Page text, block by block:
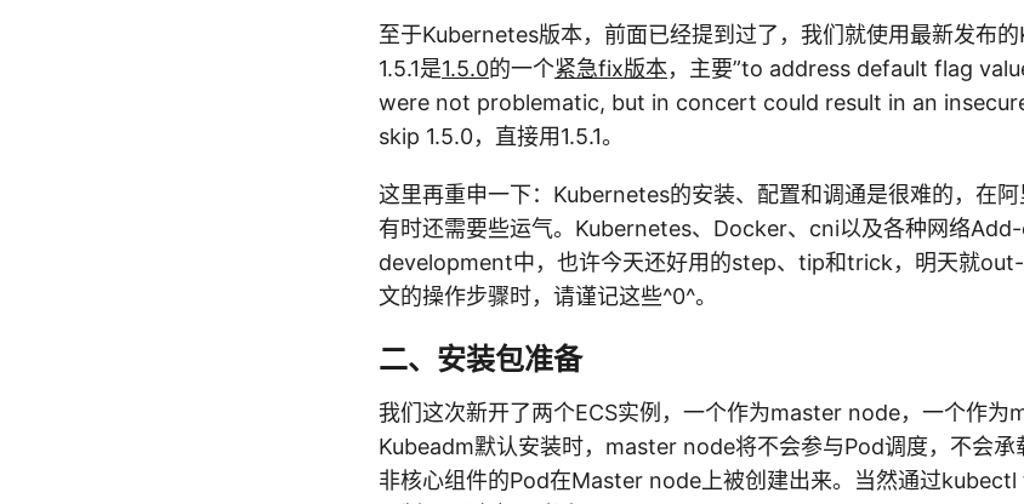
至于Kubernetes版本，前面已经提到过了，我们就使用最新发布的
1.5.1是1.5.0的一个紧急fix版本，主要”to address default flag
were not problematic, but in concert could result in an
skip 1.5.0，直接用1.5.1。
这里再重申一下：Kubernetes的安装、配置和调通是很难的，在阿
有时还需要些运气。Kubernetes、Docker、cni以及各种网络
development中，也许今天还好用的step、tip和trick，明天就
文的操作步骤时，请谨记这些^0^。
二、安装包准备
我们这次新开了两个ECS实例，一个作为master node，一个作为
Kubeadm默认安装时，master node将不会参与Pod调度，不会
非核心组件的Pod在Master node上被创建出来。当然通过